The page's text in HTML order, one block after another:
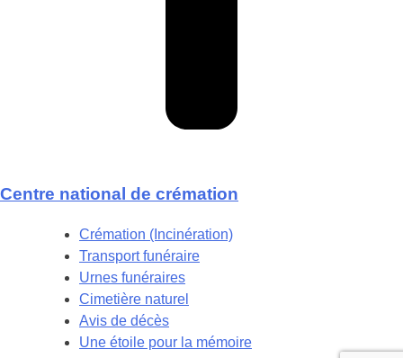
Centre national de crémation
Crémation (Incinération)
Transport funéraire
Urnes funéraires
Cimetière naturel
Avis de décès
Une étoile pour la mémoire